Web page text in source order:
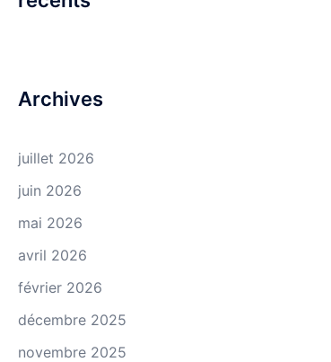
Archives
juillet 2026
juin 2026
mai 2026
avril 2026
février 2026
décembre 2025
novembre 2025